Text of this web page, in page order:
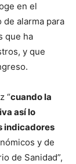
en el
alarma para
que ha
y que
“cuando la
así lo
indicadores
y de
de Sanidad”,